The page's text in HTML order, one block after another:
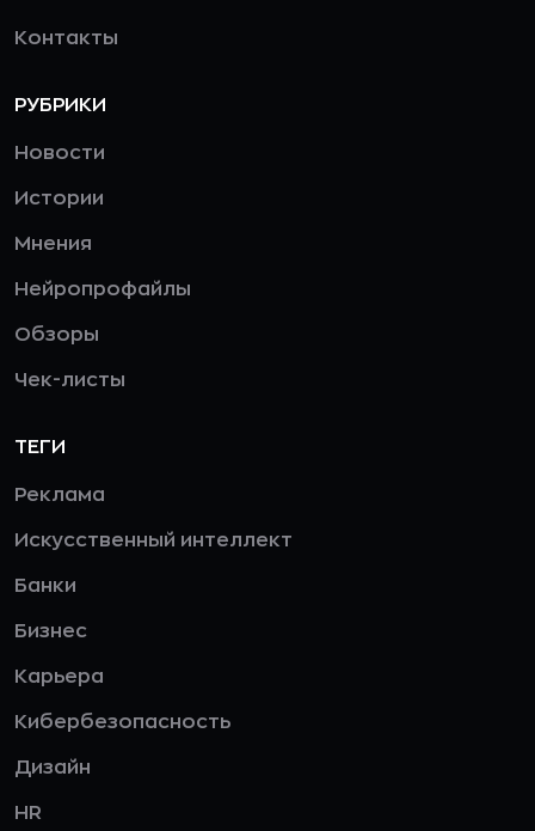
Контакты
РУБРИКИ
Новости
Истории
Мнения
Нейропрофайлы
Обзоры
Чек-листы
ТЕГИ
Реклама
Искусственный интеллект
Банки
Бизнес
Карьера
Кибербезопасность
Дизайн
HR